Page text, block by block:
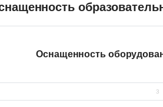
Оснащенность
3